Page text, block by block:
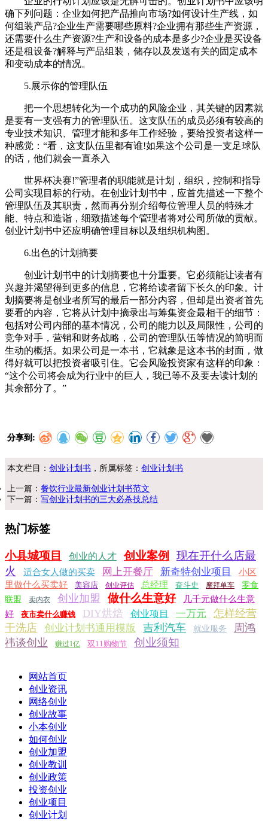
确下列问题：企业如何把产品推向市场?如何设计生产线，如
何组装产品?企业生产需要哪些原料?企业拥有那些生产资源，
还需要什么生产资源?生产和设备的成本是多少?企业是买设备
还是租设备?解释与产品组装，储存以及发送有关的固定成本
和变动成本的情况。
5.展示你的管理队伍
把一个思想转化为一个成功的风险企业，其关键的因素就
是要有一支强有力的管理队伍。这支队伍的成员必须有较高的
专业技术知识、管理才能和多年工作经验，要给投资者这样一
种感觉：“看，这支队伍里都有谁!如果这个公司是一支足球队
的话，他们就会一直杀入
世界杯决赛!”管理者的职能就是计划，组织，控制和指导
公司实现目标的行动。在创业计划书中，应首先描述一下整个
管理队伍及其职责，然而再分别介绍每位管理人员的特殊才
能、特点和造诣，细致描述每个管理者将对公司所做的贡献。
创业计划书中还应明确管理目标以及组织机构图。
6.出色的计划摘要
创业计划书中的计划摘要也十分重要。它必须能让读者有
兴趣并渴望得到更多的信息，它将给读者留下长久的印象。计
划摘要将是创业者所写的最后一部分内容，但却是出资者首先
要看的内容，它将从计划中摘录出与筹集资金最相干的细节：
包括对公司内部的基本情况，公司的能力以及局限性，公司的
竞争对手，营销和财务战略，公司的管理队伍等情况的简明而
生动的概括。如果公司是一本书，它就象是这本书的封面，做
得好就可以把投资者吸引住。它会风险投资家有这样的印象：
“这个公司将会成为行业中的巨人，我已等不及要去读计划的
其余部分了。”
分享到:
本文栏目：创业计划书 ，所属标签：创业计划书
上一篇：餐饮行业最新创业计划书范文
下一篇：写创业计划书的三大必杀技总结
热门标签
小县城项目 创业的人才 创业案例
现在开什么店最
火
适合女人做的买卖 网上开餐厅 新奇特创业项目
小区
里做什么买卖好
美容店 创业评估 总经理 奋斗史 摩拜单车
零食
联盟
卖内衣 创业加盟 做什么生意好
几千元做什么生意
好
夜市卖什么赚钱 DIY烘焙 创业项目 一万元
怎样经营
干洗店
创业计划书通用模版 吉利汽车 就业服务
周鸿
祎谈创业
赚过1亿 双11购物节 创业须知
网站首页
创业资讯
网络创业
创业故事
小本创业
如何创业
创业加盟
创业教训
创业政策
投资创业
创业项目
创业计划